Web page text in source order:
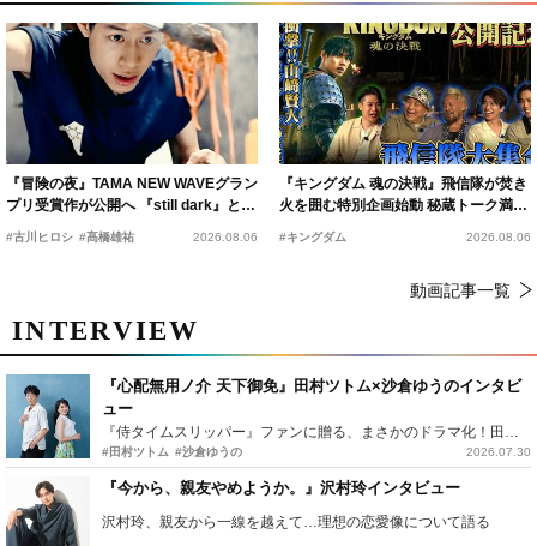
『冒険の夜』TAMA NEW WAVEグラン
プリ受賞作が公開へ 『still dark』と同
時上映決定
#古川ヒロシ #髙橋雄祐 2026.08.06
『キングダム 魂の決戦』飛信隊が焚き
火を囲む特別企画始動 秘蔵トーク満載
の“キングダムキャンプ”開催
#キングダム 2026.08.06
動画記事一覧
INTERVIEW
『心配無用ノ介 天下御免』田村ツトム×沙倉ゆうのインタビ
ュー
#田村ツトム #沙倉ゆうの 2026.07.30
『今から、親友やめようか。』沢村玲インタビュー
沢村玲、親友から一線を越えて…理想の恋愛像について語る